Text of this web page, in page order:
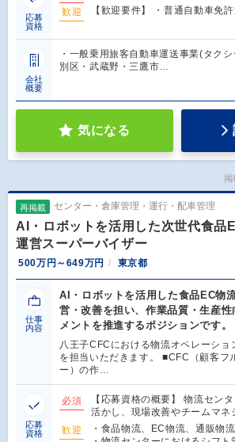
応募
資格
歓迎
【歓迎要件】 ・普通自動車免
会社
概要
・一般乗用旅客自動車運送事業(タク
別区・武蔵野・三鷹市…
気になる
掲
再掲載 センター・倉庫管理・運行・配車管理
AI・ロボットを活用した次世代食品
運営スーパーバイザー
500万円～649万円 東京都
仕事
内容
AI・ロボットを活用した食品EC物
営・改善を担い、作業品質・生産
メントを推進するポジションです。
八王子CFCにおける物流オペレーショ
を担当いただきます。 ■CFC（顧客フ
ー）の作…
応募
資格
必須
【応募資格の概要】 物流セン
活かし、現場改善やチームマネ
歓迎
・食品物流、EC物流、通販物